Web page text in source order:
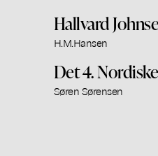
Hallvard
H.M.Hansen
Det 4.
Søren Sørensen